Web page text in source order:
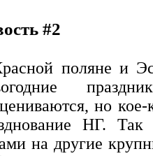
#2
поляне и
но
НГ.
на другие